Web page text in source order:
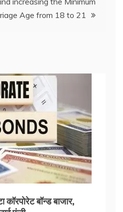
Age from 18 to 21
कॉरपोरेट बॉन्ड बाजार,